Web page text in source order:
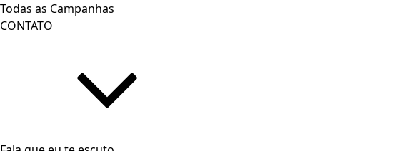
Todas as Campanhas
CONTATO